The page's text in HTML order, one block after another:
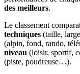
des meilleurs.
Le classement
techniques (taille,
(alpin, fond, rando,
niveau (loisir, sportif,
(piste, poudreuse…).